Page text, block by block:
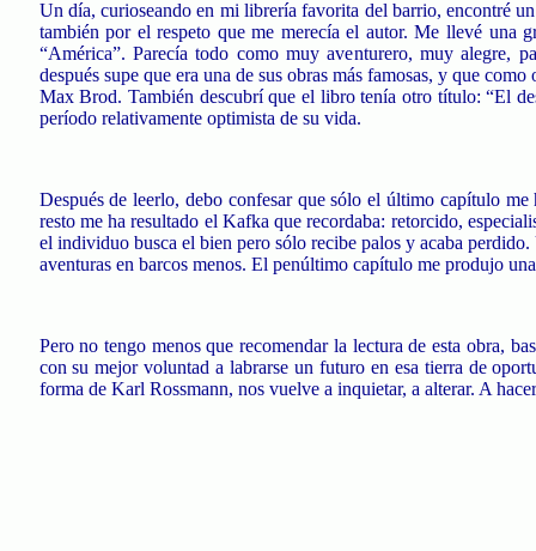
Un día, curioseando en mi librería favorita del barrio, encontré
también por el respeto que me merecía el autor. Me llevé una
“América”. Parecía todo como muy aventurero, muy alegre,
después supe que era una de sus obras más famosas, y que
Max Brod. También descubrí que el libro tenía otro título: “El
período relativamente optimista de su vida.
Después de leerlo, debo confesar que sólo el último capítulo
resto me ha resultado el Kafka que recordaba: retorcido,
el individuo busca el bien pero sólo recibe palos y acaba
aventuras en barcos menos. El penúltimo capítulo me produjo
Pero no tengo menos que recomendar la lectura de esta obra,
con su mejor voluntad a labrarse un futuro en esa tierra de
forma de Karl Rossmann, nos vuelve a inquietar, a alterar. A